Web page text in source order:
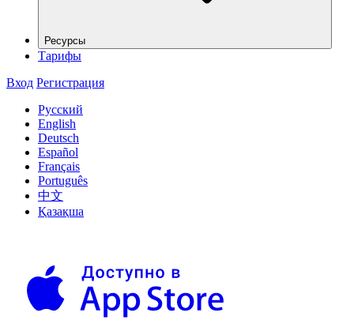
Ресурсы
Тарифы
Вход Регистрация
Русский
English
Deutsch
Español
Français
Português
中文
Қазақша